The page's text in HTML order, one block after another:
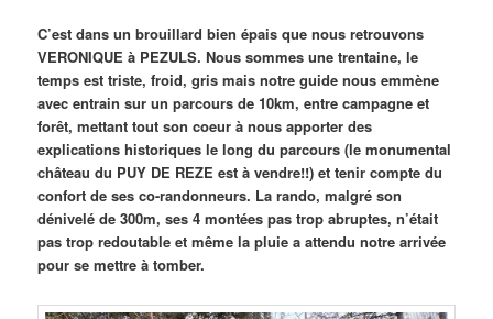
C’est dans un brouillard bien épais que nous retrouvons
VERONIQUE à PEZULS. Nous sommes une trentaine, le
temps est triste, froid, gris mais notre guide nous emmène
avec entrain sur un parcours de 10km, entre campagne et
forêt, mettant tout son coeur à nous apporter des
explications historiques le long du parcours (le monumental
château du PUY DE REZE est à vendre!!) et tenir compte du
confort de ses co-randonneurs. La rando, malgré son
dénivelé de 300m, ses 4 montées pas trop abruptes, n’était
pas trop redoutable et même la pluie a attendu notre arrivée
pour se mettre à tomber.